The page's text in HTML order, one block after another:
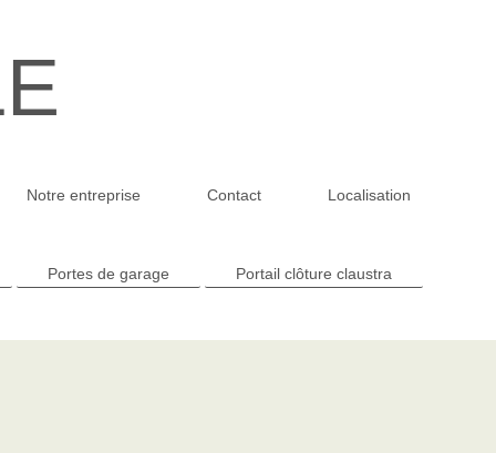
Notre entreprise Contact Localisation
Portes de garage Portail clôture claustra